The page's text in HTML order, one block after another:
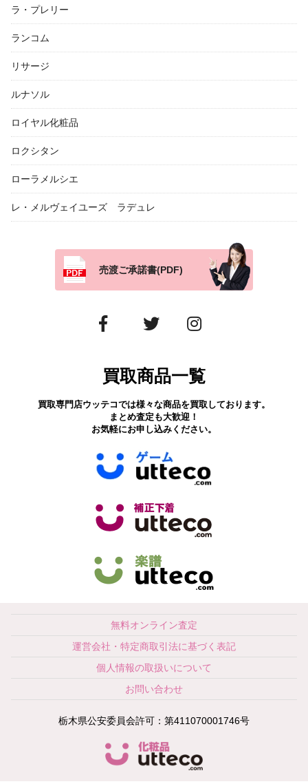
ラ・プレリー
ランコム
リサージ
ルナソル
ロイヤル化粧品
ロクシタン
ローラメルシエ
レ・メルヴェイユーズ ラデュレ
売渡ご承諾書(PDF)
買取商品一覧
買取専門店ウッテコでは様々な商品を買取しております。
まとめ査定も大歓迎！
お気軽にお申し込みください。
無料オンライン査定
運営会社・特定商取引法に基づく表記
個人情報の取扱いについて
お問い合わせ
栃木県公安委員会許可：第411070001746号